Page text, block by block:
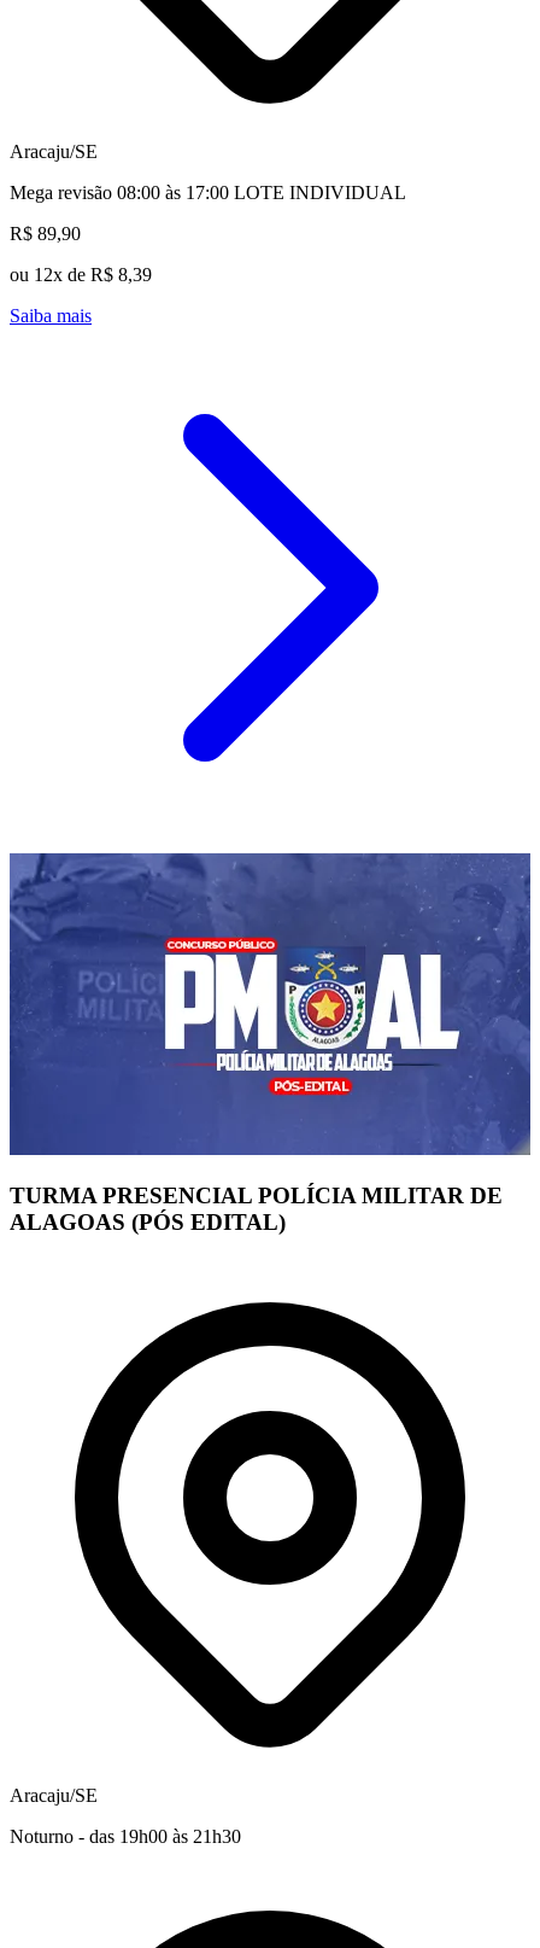
Aracaju/SE
Mega revisão 08:00 às 17:00 LOTE INDIVIDUAL
R$ 89,90
ou 12x de R$ 8,39
Saiba mais
TURMA PRESENCIAL POLÍCIA MILITAR DE
ALAGOAS (PÓS EDITAL)
Aracaju/SE
Noturno - das 19h00 às 21h30